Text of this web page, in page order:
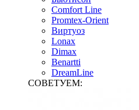
Comfort Line
Promtex-Orient
Виртуоз
Lonax
Dimax
Benartti
DreamLine
СОВЕТУЕМ: